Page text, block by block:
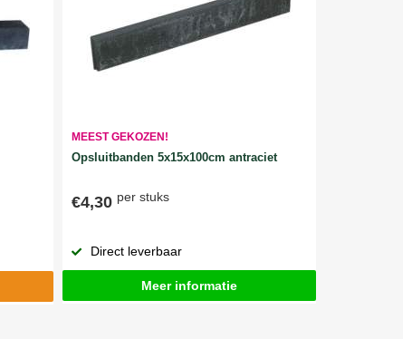
MEEST GEKOZEN!
Opsluitbanden 5x15x100cm antraciet
€4,30 per stuks
Direct leverbaar
Meer informatie